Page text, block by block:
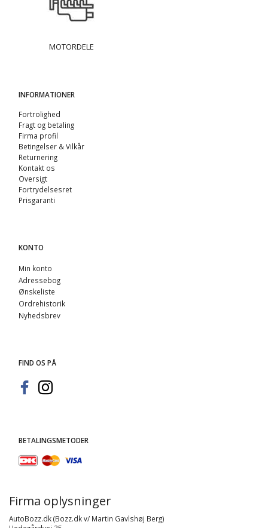
MOTORDELE
INFORMATIONER
Fortrolighed
Fragt og betaling
Firma profil
Betingelser & Vilkår
Returnering
Kontakt os
Oversigt
Fortrydelsesret
Prisgaranti
KONTO
Min konto
Adressebog
Ønskeliste
Ordrehistorik
Nyhedsbrev
FIND OS PÅ
BETALINGSMETODER
Firma oplysninger
AutoBozz.dk (Bozz.dk v/ Martin Gavlshøj Berg)